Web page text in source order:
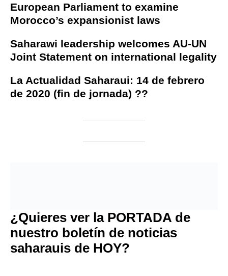
European Parliament to examine
Morocco’s expansionist laws
Saharawi leadership welcomes AU-UN
Joint Statement on international legality
La Actualidad Saharaui: 14 de febrero
de 2020 (fin de jornada) ??
¿Quieres ver la PORTADA de
nuestro boletín de noticias
saharauis de HOY?